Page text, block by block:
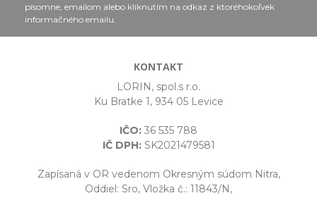
písomne, emailom alebo kliknutím na odkaz z ktoréhokoľvek
informačného emailu.
KONTAKT
LORIN, spol.s r.o.
Ku Bratke 1, 934 05 Levice
IČO: 36 535 788
IČ DPH:SK2021479581
Zapísaná v OR vedenom Okresným súdom Nitra,
Oddiel: Sro, Vložka č.: 11843/N,